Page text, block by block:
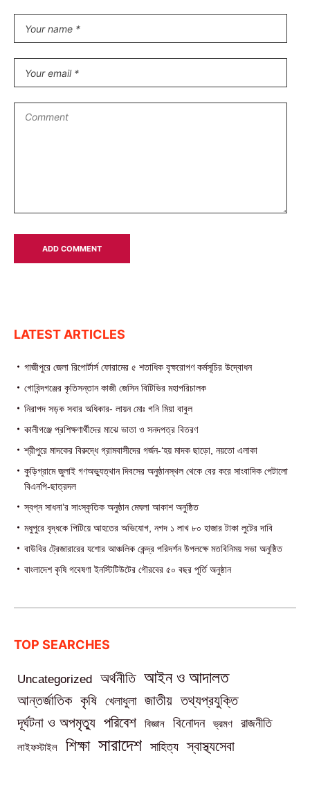
LATEST ARTICLES
গাজীপুরে জেলা রিপোর্টার্স ফোরামের ৫ শতাধিক বৃক্ষরোপণ কর্মসূচির উদ্বোধন
গোবিন্দগঞ্জের কৃতিসন্তান কাজী জেসিন বিটিভির মহাপরিচালক
নিরাপদ সড়ক সবার অধিকার- লায়ন মোঃ গনি মিয়া বাবুল
কালীগঞ্জে প্রশিক্ষণার্থীদের মাঝে ভাতা ও সনদপত্র বিতরণ
শ্রীপুরে মাদকের বিরুদ্ধে গ্রামবাসীদের গর্জন-‘হয় মাদক ছাড়ো, নয়তো এলাকা
কুড়িগ্রামে জুলাই গণঅভ্যুত্থান দিবসের অনুষ্ঠানস্থল থেকে বের করে সাংবাদিক পেটালো
বিএনপি-ছাত্রদল
স্বপ্ন সাধনা’র সাংস্কৃতিক অনুষ্ঠান মেঘলা আকাশ অনুষ্ঠিত
মধুপুরে বৃদ্ধকে পিটিয়ে আহতের অভিযোগ, নগদ ১ লাখ ৮০ হাজার টাকা লুটের দাবি
বাউবির ট্রেজারারের যশোর আঞ্চলিক কেন্দ্র পরিদর্শন উপলক্ষে মতবিনিময় সভা অনুষ্ঠিত
বাংলাদেশ কৃষি গবেষণা ইনস্টিটিউটের গৌরবের ৫০ বছর পূর্তি অনুষ্ঠান
TOP SEARCHES
Uncategorized অর্থনীতি আইন ও আদালত
আন্তর্জাতিক কৃষি খেলাধুলা জাতীয় তথ্যপ্রযুক্তি
দূর্ঘটনা ও অপমৃত্যু পরিবেশ বিজ্ঞান বিনোদন ভ্রমণ রাজনীতি
লাইফস্টাইল শিক্ষা সারাদেশ সাহিত্য স্বাস্থ্যসেবা